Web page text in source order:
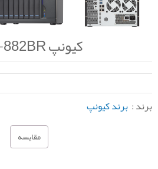
کیونپ TVS-882BR
برند : برند کیونپ
مقایسه